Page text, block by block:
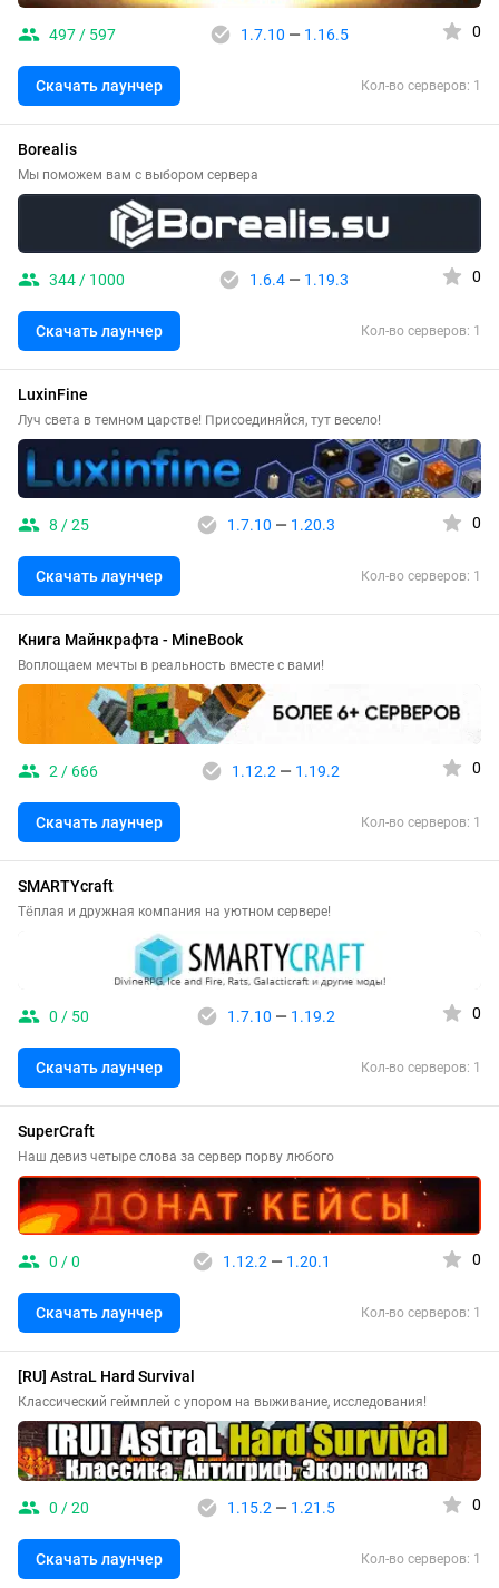
497 / 597 1.7.10 — 1.16.5 0
Скачать лаунчер Кол-во серверов: 1
Borealis
Мы поможем вам с выбором сервера
344 / 1000 1.6.4— 1.19.3 0
Скачать лаунчер Кол-во серверов: 1
LuxinFine
Луч света в темном царстве! Присоединяйся, тут весело!
8 / 25 1.7.10 — 1.20.3 0
Скачать лаунчер Кол-во серверов: 1
Книга Майнкрафта - MineBook
Воплощаем мечты в реальность вместе с вами!
2 / 666 1.12.2 — 1.19.2 0
Скачать лаунчер Кол-во серверов: 1
SMARTYcraft
Тёплая и дружная компания на уютном сервере!
0 / 50 1.7.10 — 1.19.2 0
Скачать лаунчер Кол-во серверов: 1
SuperCraft
Наш девиз четыре слова за сервер порву любого
0 / 0 1.12.2— 1.20.1 0
Скачать лаунчер Кол-во серверов: 1
[RU] AstraL Hard Survival
Классический геймплей с упором на выживание, исследования!
0 / 20 1.15.2 — 1.21.5 0
Скачать лаунчер Кол-во серверов: 1